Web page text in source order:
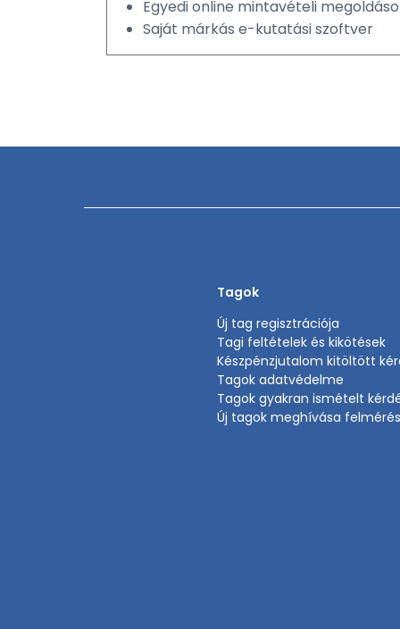
Egyedi online mintavételi
Saját márkás e-kutatási szoftver
Tagok
Új tag regisztrációja
Tagi feltételek és kikötések
Készpénzjutalom kitöltött
Tagok adatvédelme
Tagok gyakran ismételt
Új tagok meghívása